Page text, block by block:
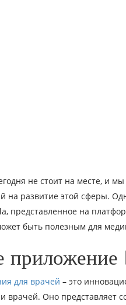
не стоит на месте, и
на развитие этой сферы.
представленное на
быть полезным для
для врачей – это
врачей. Оно представляет